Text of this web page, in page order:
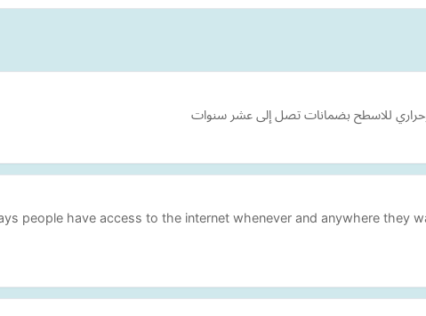
للاسطح بضمانات تصل إلى عشر سنوات
people have access to the internet whenever and anywhere they